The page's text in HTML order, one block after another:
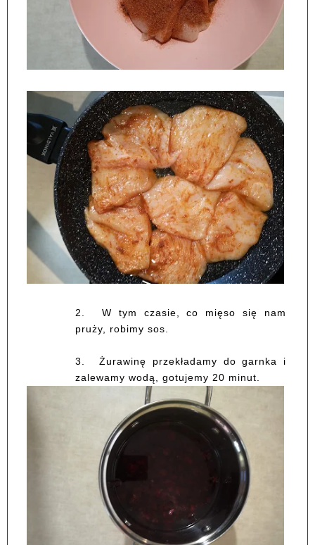
2.
W tym czasie, co mięso się nam
pruży, robimy sos.
3.
Żurawinę przekładamy do garnka i
zalewamy wodą, gotujemy 20 minut.